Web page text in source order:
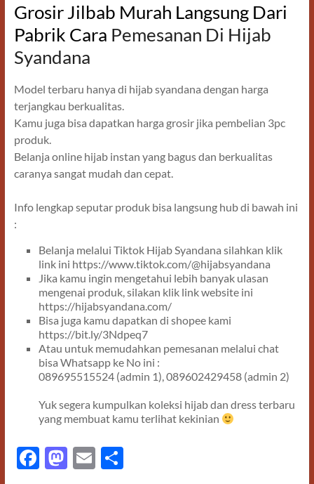
Grosir Jilbab Murah Langsung Dari
Pabrik Cara Pemesanan Di Hijab
Syandana
Model terbaru hanya di hijab syandana dengan harga
terjangkau berkualitas.
Kamu juga bisa dapatkan harga grosir jika pembelian 3pc
produk.
Belanja online hijab instan yang bagus dan berkualitas
caranya sangat mudah dan cepat.
Info lengkap seputar produk bisa langsung hub di bawah ini
:
Belanja melalui Tiktok Hijab Syandana silahkan klik
link ini https://www.tiktok.com/@hijabsyandana
Jika kamu ingin mengetahui lebih banyak ulasan
mengenai produk, silakan klik link website ini
https://hijabsyandana.com/
Bisa juga kamu dapatkan di shopee kami
https://bit.ly/3Ndpeq7
Atau untuk memudahkan pemesanan melalui chat
bisa Whatsapp ke No ini :
089695515524 (admin 1), 089602429458 (admin 2)
Yuk segera kumpulkan koleksi hijab dan dress terbaru
yang membuat kamu terlihat kekinian
F M E S